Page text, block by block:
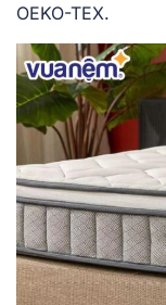
OEKO-TEX.